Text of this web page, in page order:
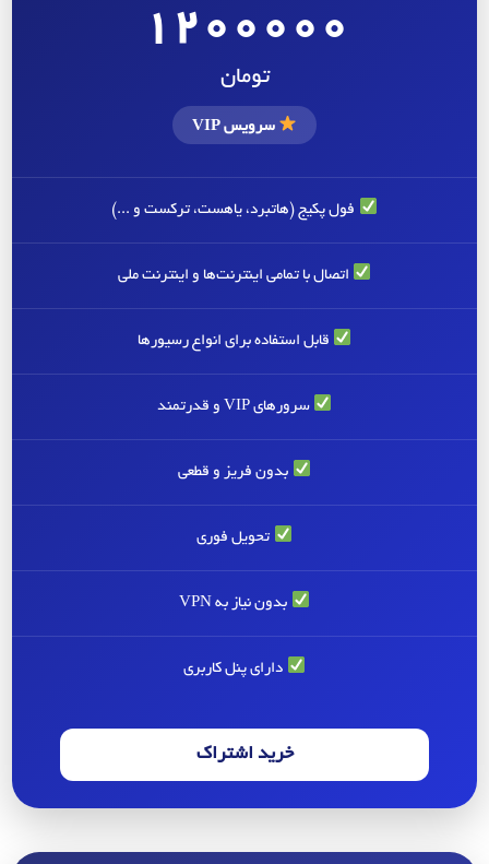
1200000
تومان
سرویس VIP
فول پکیج (هاتبرد، یاهست، ترکست و ...)
اتصال با تمامی اینترنت‌ها و اینترنت ملی
قابل استفاده برای انواع رسیورها
سرورهای VIP و قدرتمند
بدون فریز و قطعی
تحویل فوری
بدون نیاز به VPN
دارای پنل کاربری
خرید اشتراک